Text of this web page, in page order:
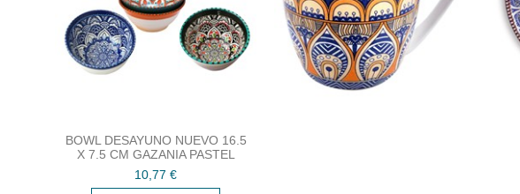
BOWL DESAYUNO NUEVO 16.5
X 7.5 CM GAZANIA PASTEL
10,77 €